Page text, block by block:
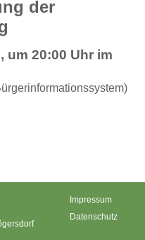
der
um 20:00 Uhr im
Impressum
Datenschutz